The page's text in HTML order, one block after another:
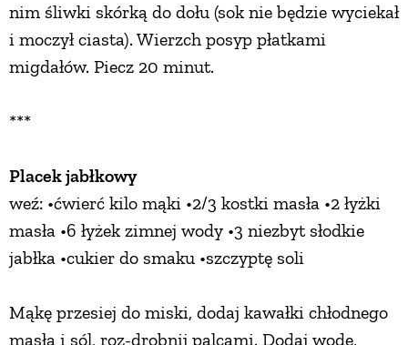
nim śliwki skórką do dołu (sok nie będzie wyciekał
i moczył ciasta). Wierzch posyp płatkami
migdałów. Piecz 20 minut.
***
Placek jabłkowy
weź: •ćwierć kilo mąki •2/3 kostki masła •2 łyżki
masła •6 łyżek zimnej wody •3 niezbyt słodkie
jabłka •cukier do smaku •szczyptę soli
Mąkę przesiej do miski, dodaj kawałki chłodnego
masła i sól, roz-drobnij palcami. Dodaj wodę,